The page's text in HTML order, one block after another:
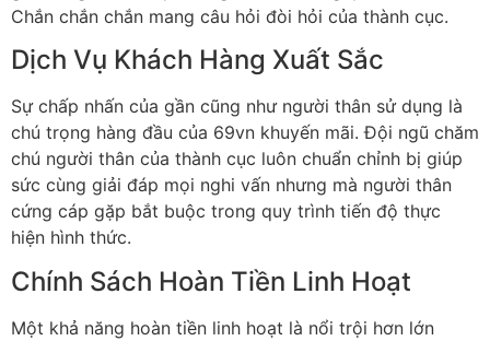
Chắn chắn chắn mang câu hỏi đòi hỏi của thành cục.
Dịch Vụ Khách Hàng Xuất Sắc
Sự chấp nhấn của gần cũng như người thân sử dụng là
chú trọng hàng đầu của 69vn khuyến mãi. Đội ngũ chăm
chú người thân của thành cục luôn chuẩn chỉnh bị giúp
sức cùng giải đáp mọi nghi vấn nhưng mà người thân
cứng cáp gặp bắt buộc trong quy trình tiến độ thực
hiện hình thức.
Chính Sách Hoàn Tiền Linh Hoạt
Một khả năng hoàn tiền linh hoạt là nổi trội hơn lớn